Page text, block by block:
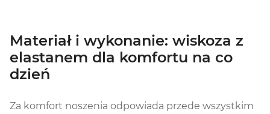
Materiał i wykonanie: wiskoza z
elastanem dla komfortu na co
dzień
Za komfort noszenia odpowiada przede wszystkim